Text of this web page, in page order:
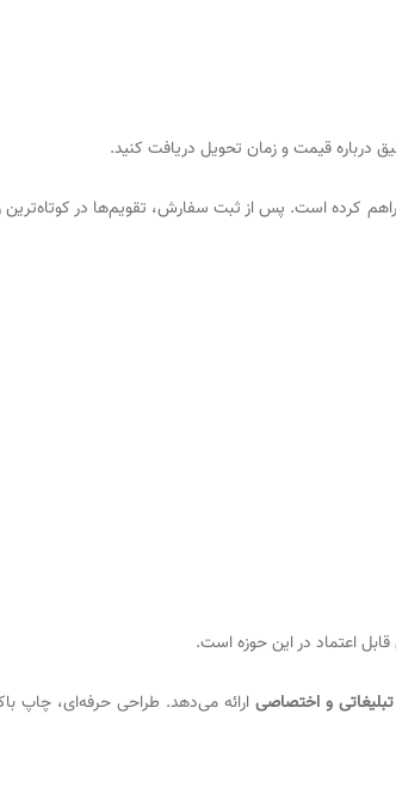
درباره قیمت و زمان تحویل دریافت کنید.
کرده است. پس از ثبت سفارش، تقویم‌ها در کوتاه‌ترین
اعتماد در این حوزه است.
و اختصاصی ارائه می‌دهد. طراحی حرفه‌ای، چاپ